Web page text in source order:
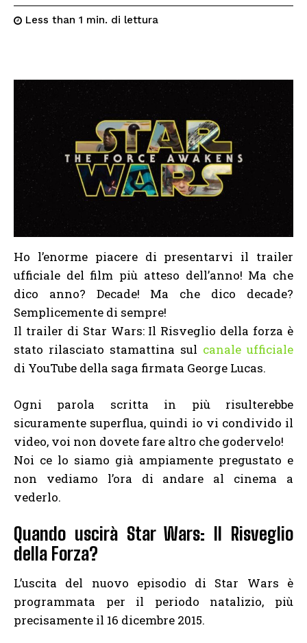
Less than 1 min. di lettura
Ho l’enorme piacere di presentarvi il trailer
ufficiale del film più atteso dell’anno! Ma che
dico anno? Decade! Ma che dico decade?
Semplicemente di sempre!
Il trailer di Star Wars: Il Risveglio della forza è
stato rilasciato stamattina sul canale ufficiale
di YouTube della saga firmata George Lucas.
Ogni parola scritta in più risulterebbe
sicuramente superflua, quindi io vi condivido il
video, voi non dovete fare altro che godervelo!
Noi ce lo siamo già ampiamente pregustato e
non vediamo l’ora di andare al cinema a
vederlo.
Quando uscirà Star Wars: Il Risveglio
della Forza?
L’uscita del nuovo episodio di Star Wars è
programmata per il periodo natalizio, più
precisamente il 16 dicembre 2015.